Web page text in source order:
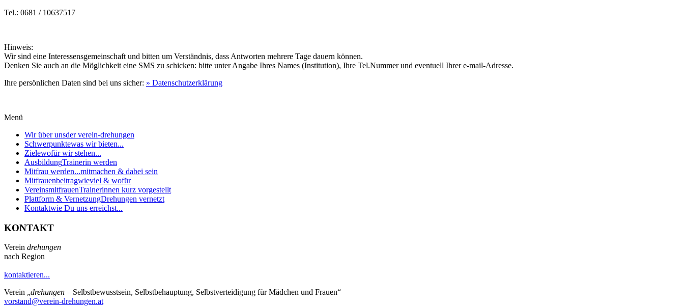
Tel.: 0681 / 10637517
Hinweis:
Wir sind eine Interessensgemeinschaft und bitten um Verständnis, dass Antworten mehrere Tage dauern können.
Denken Sie auch an die Möglichkeit eine SMS zu schicken: bitte unter Angabe Ihres Names (Institution), Ihre Tel.Nummer und eventuell Ihrer e-mail-Adresse.
Ihre persönlichen Daten sind bei uns sicher: » Datenschutzerklärung
Menü
Wir über unsder verein-drehungen
Schwerpunktewas wir bieten...
Zielewofür wir stehen...
AusbildungTrainerin werden
Mitfrau werden...mitmachen & dabei sein
Mitfrauenbeitragwieviel & wofür
VereinsmitfrauenTrainerinnen kurz vorgestellt
Plattform & VernetzungDrehungen vernetzt
Kontaktwie Du uns erreichst...
KONTAKT
Verein drehungen
nach Region
kontaktieren...
Verein „drehungen – Selbstbewusstsein, Selbstbehauptung, Selbstverteidigung für Mädchen und Frauen“
vorstand@verein-drehungen.at